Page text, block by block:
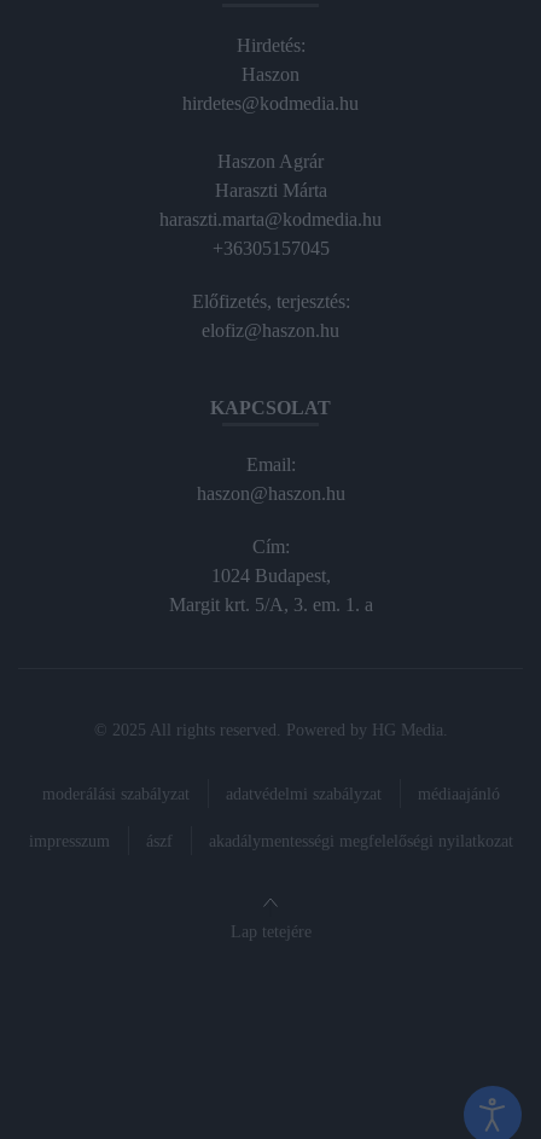
Hirdetés:
Haszon
hirdetes@kodmedia.hu
Haszon Agrár
Haraszti Márta
haraszti.marta@kodmedia.hu
+36305157045
Előfizetés, terjesztés:
elofiz@haszon.hu
KAPCSOLAT
Email:
haszon@haszon.hu
Cím:
1024 Budapest,
Margit krt. 5/A, 3. em. 1. a
© 2025 All rights reserved. Powered by HG Media
moderálási szabályzat adatvédelmi szabályzat médiaajánló
impresszum ászf akadálymentességi megfelelőségi nyilatkozat
Lap tetejére